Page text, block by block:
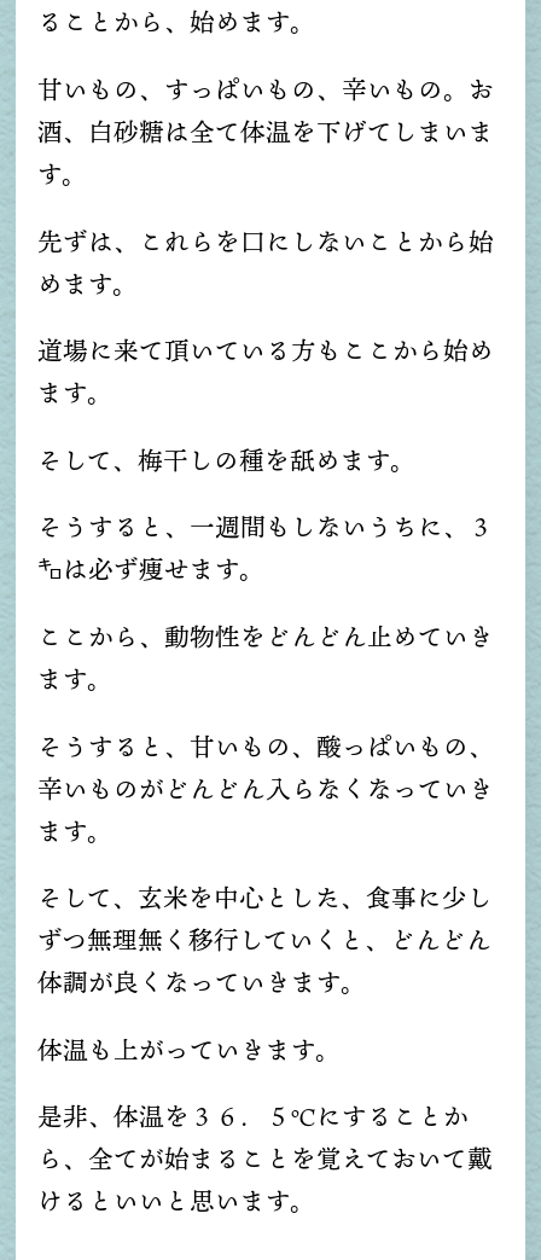
ることから、始めます。
甘いもの、すっぱいもの、辛いもの。お
酒、白砂糖は全て体温を下げてしまいま
す。
先ずは、これらを口にしないことから始
めます。
道場に来て頂いている方もここから始め
ます。
そして、梅干しの種を舐めます。
そうすると、一週間もしないうちに、３
㌔は必ず痩せます。
ここから、動物性をどんどん止めていき
ます。
そうすると、甘いもの、酸っぱいもの、
辛いものがどんどん入らなくなっていき
ます。
そして、玄米を中心とした、食事に少し
ずつ無理無く移行していくと、どんどん
体調が良くなっていきます。
体温も上がっていきます。
是非、体温を３６．５℃にすることか
ら、全てが始まることを覚えておいて戴
けるといいと思います。